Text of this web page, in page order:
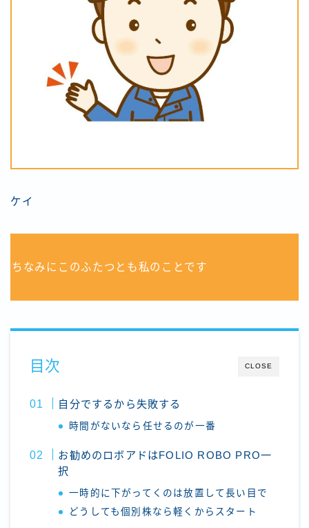
ケイ
ちなみにこのふたつとも私のことです
CLOSE
目次
自分でするから失敗する
時間がないなら任せるのが一番
お勧めのロボアドはFOLIO ROBO PRO一
択
一時的に下がってくのは放置して長い目で
どうしても個別株なら軽くからスタート